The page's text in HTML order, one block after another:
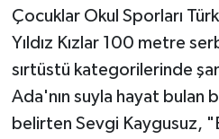
Çocuklar Okul Sporları
Yıldız Kızlar 100 metre
sırtüstü kategorilerinde
Ada'nın suyla hayat bulan
belirten Sevgi Kaygusuz,